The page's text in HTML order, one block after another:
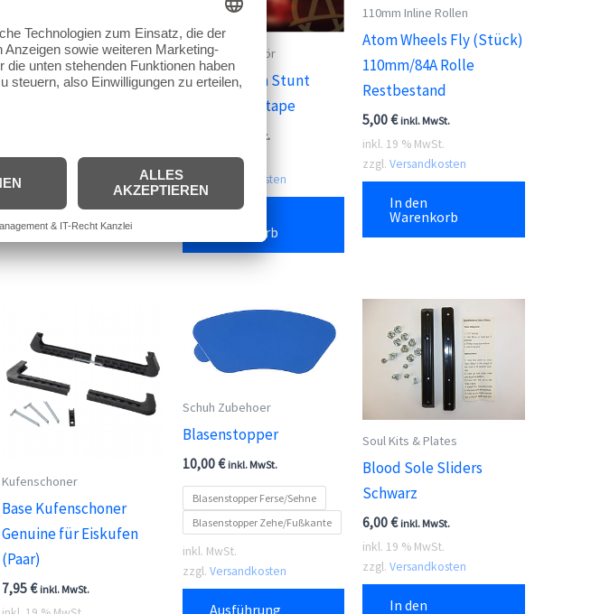
ABA Wechselklinge Torx
/ torque /
Innensechsrund
Versandkosten
Weiterlesen
Scooter Zubehör
Apex Caution Stunt
Scooter Griptape
inkl. MwSt.
inkl. 19 % MwSt.
zzgl.
Versandkosten
Warenkorb
110mm Inline Rollen
Atom Wheels Fly (Stück)
110mm/84A Rolle
Restbestand
5,00€ inkl. MwSt.
inkl. 19 % MwSt.
zzgl.Versandkosten
In den
Warenkorb
Kufenschoner
Base Kufenschoner
Genuine für Eiskufen
(Paar)
7,95€ inkl. MwSt.
Schuh Zubehoer
Blasenstopper
10,00€ inkl. MwSt.
Blasenstopper Ferse/Sehne
Blasenstopper Zehe/Fußkante
inkl. MwSt.
zzgl. Versandkosten
Ausführung
Dieses
Soul Kits & Plates
Blood Sole Sliders
Schwarz
6,00€ inkl. MwSt.
inkl. 19 % MwSt.
zzgl.Versandkosten
In den